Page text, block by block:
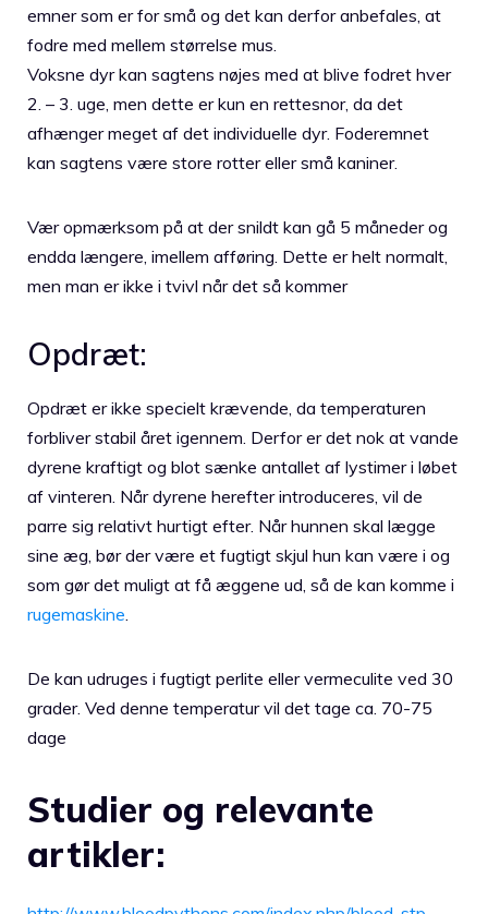
emner som er for små og det kan derfor anbefales, at
fodre med mellem størrelse mus.
Voksne dyr kan sagtens nøjes med at blive fodret hver
2. – 3. uge, men dette er kun en rettesnor, da det
afhænger meget af det individuelle dyr. Foderemnet
kan sagtens være store rotter eller små kaniner.
Vær opmærksom på at der snildt kan gå 5 måneder og
endda længere, imellem afføring. Dette er helt normalt,
men man er ikke i tvivl når det så kommer
Opdræt:
Opdræt er ikke specielt krævende, da temperaturen
forbliver stabil året igennem. Derfor er det nok at vande
dyrene kraftigt og blot sænke antallet af lystimer i løbet
af vinteren. Når dyrene herefter introduceres, vil de
parre sig relativt hurtigt efter. Når hunnen skal lægge
sine æg, bør der være et fugtigt skjul hun kan være i og
som gør det muligt at få æggene ud, så de kan komme i
rugemaskine
De kan udruges i fugtigt perlite eller vermeculite ved 30
grader. Ved denne temperatur vil det tage ca. 70-75
dage
Studier og relevante
artikler: